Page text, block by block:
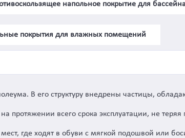
напольное покрытие для
покрытия для влажных помещений
В его структуру внедрены частицы,
протяжении всего срока эксплуатации, не
где ходят в обуви с мягкой подошвой или